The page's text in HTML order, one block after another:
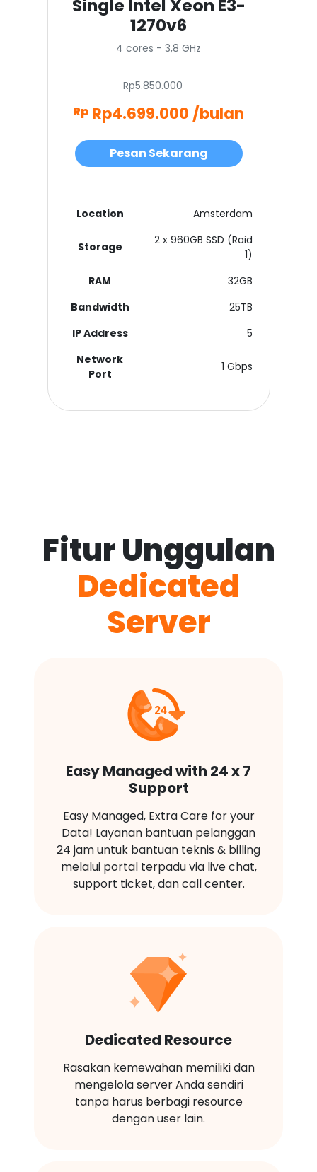
Single Intel Xeon E3-
1270v6
4 cores - 3,8 GHz
Rp5.850.000
Rp Rp4.699.000 /bulan
Pesan Sekarang
Location Amsterdam
Storage
2 x 960GB SSD (Raid
1)
RAM
32GB
Bandwidth
25TB
IP Address
5
Network
Port
1 Gbps
Fitur Unggulan
Dedicated
Server
Easy Managed with 24 x 7
Support
Easy Managed, Extra Care for your
Data! Layanan bantuan pelanggan
24 jam untuk bantuan teknis & billing
melalui portal terpadu via live chat,
support ticket, dan call center.
Dedicated Resource
Rasakan kemewahan memiliki dan
mengelola server Anda sendiri
tanpa harus berbagi resource
dengan user lain.